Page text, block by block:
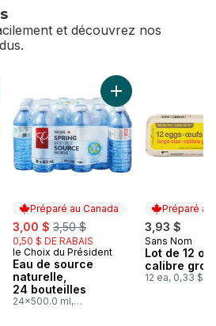
et découvrez nos
Citrons au panier
Préparé au Canada
sale:
3,00 $ , formerly:
3,50 $
0,50 $ DE RABAIS
Préparé au Canada
le Choix du Président
Eau de source
naturelle,
24 bouteilles
24x500.0 ml,
Ajouter Eau de
Préparé au
3,93 $
Préparé au
Sans Nom
Lot de 12
calibre gros
12 ea, 0,33 $/